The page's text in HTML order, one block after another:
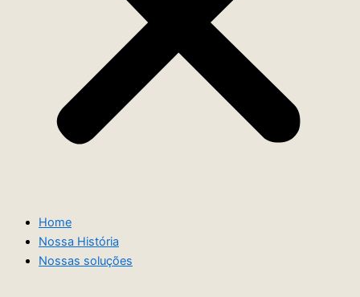
Home
Nossa História
Nossas soluções